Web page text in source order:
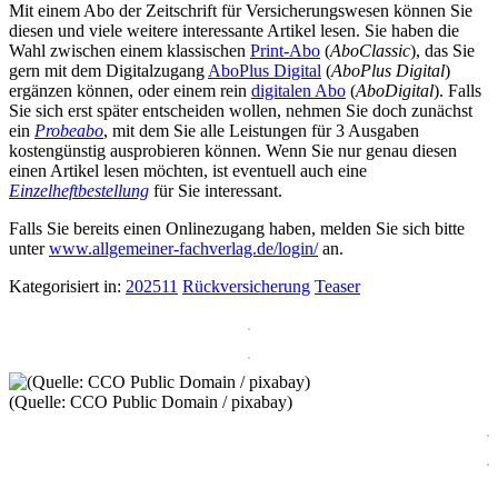
Mit einem Abo der Zeitschrift für Versicherungswesen können Sie
diesen und viele weitere interessante Artikel lesen. Sie haben die
Wahl zwischen einem klassischen Print-Abo (AboClassic), das Sie
gern mit dem DigitalzugangAboPlus Digital (AboPlus Digital)
ergänzen können, oder einem rein digitalen Abo (AboDigital). Falls
Sie sich erst später entscheiden wollen, nehmen Sie doch zunächst
ein Probeabo, mit dem Sie alle Leistungen für 3 Ausgaben
kostengünstig ausprobieren können. Wenn Sie nur genau diesen
einen Artikel lesen möchten, ist eventuell auch eine
Einzelheftbestellung für Sie interessant.
Falls Sie bereits einen Onlinezugang haben, melden Sie sich bitte
unterwww.allgemeiner-fachverlag.de/login/an.
Kategorisiert in: 202511 Rückversicherung Teaser
(Quelle: CCO Public Domain / pixabay)